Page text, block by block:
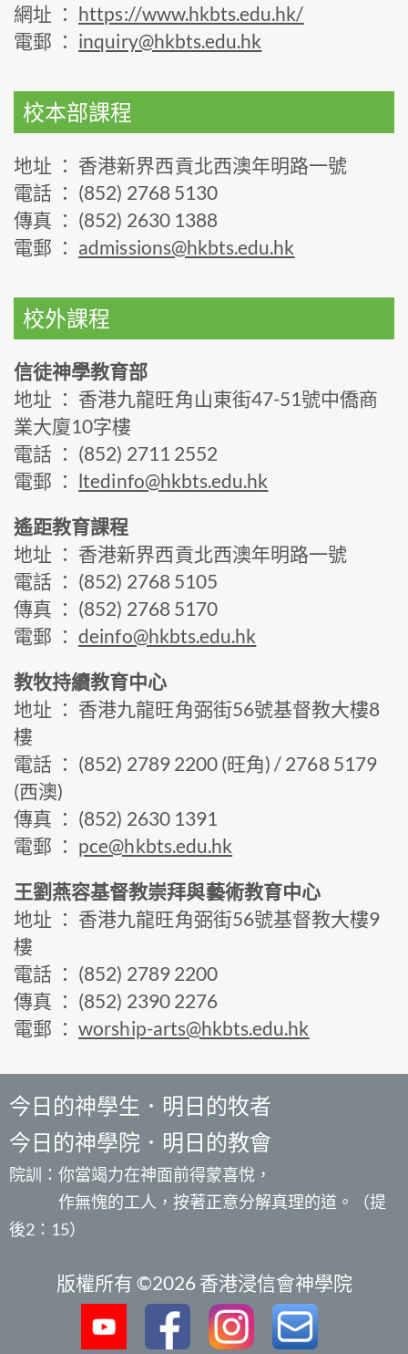
網址 ： https://www.hkbts.edu.hk/
電郵 ： inquiry@hkbts.edu.hk
校本部課程
地址 ： 香港新界西貢北西澳年明路一號
電話 ： (852) 2768 5130
傳真 ： (852) 2630 1388
電郵 ： admissions@hkbts.edu.hk
校外課程
信徒神學教育部
地址 ： 香港九龍旺角山東街47-51號中僑商
業大廈10字樓
電話 ： (852) 2711 2552
電郵 ： ltedinfo@hkbts.edu.hk
遙距教育課程
地址 ： 香港新界西貢北西澳年明路一號
電話 ： (852) 2768 5105
傳真 ： (852) 2768 5170
電郵 ：deinfo@hkbts.edu.hk
教牧持續教育中心
地址 ： 香港九龍旺角弼街56號基督教大樓8
樓
電話 ： (852) 2789 2200 (旺角) / 2768 5179
(西澳)
傳真 ： (852) 2630 1391
電郵 ： pce@hkbts.edu.hk
王劉燕容基督教崇拜與藝術教育中心
地址 ： 香港九龍旺角弼街56號基督教大樓9
樓
電話 ： (852) 2789 2200
傳真 ： (852) 2390 2276
電郵 ：worship-arts@hkbts.edu.hk
今日的神學生．明日的牧者
今日的神學院．明日的教會
院訓：你當竭力在神面前得蒙喜悅，
作無愧的工人，按著正意分解真理的道。（提
後2：15）
版權所有 ©2026 香港浸信會神學院